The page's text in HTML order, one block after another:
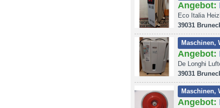
Angebot:
Eco Italia
39031
Maschinen,
Angebot:
De Longhi
39031
Maschinen,
Angebot: